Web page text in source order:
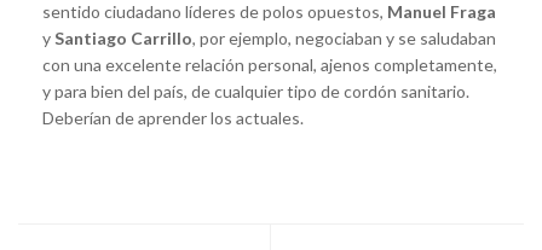
sentido ciudadano líderes de polos opuestos, Manuel Fraga
ySantiago Carrillo, por ejemplo, negociaban y se saludaban
con una excelente relación personal, ajenos completamente,
y para bien del país, de cualquier tipo de cordón sanitario.
Deberían de aprender los actuales.